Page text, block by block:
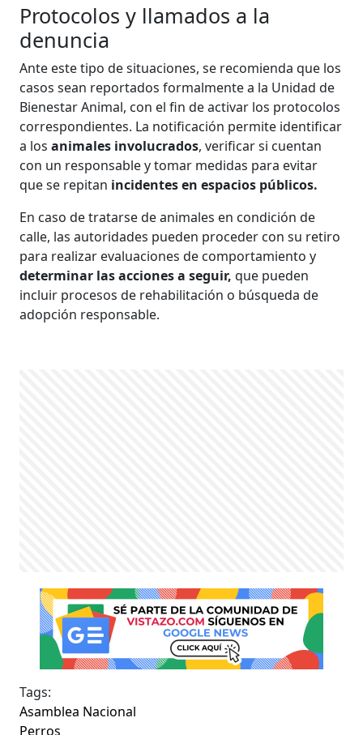
Protocolos y llamados a la
denuncia
Ante este tipo de situaciones, se recomienda que los
casos sean reportados formalmente a la Unidad de
Bienestar Animal, con el fin de activar los protocolos
correspondientes. La notificación permite identificar
a losanimales involucrados, verificar si cuentan
con un responsable y tomar medidas para evitar
que se repitan incidentes en espacios públicos.
En caso de tratarse de animales en condición de
calle, las autoridades pueden proceder con su retiro
para realizar evaluaciones de comportamiento y
determinar las acciones a seguir,que pueden
incluir procesos de rehabilitación o búsqueda de
adopción responsable.
Tags:
Asamblea Nacional
Perros